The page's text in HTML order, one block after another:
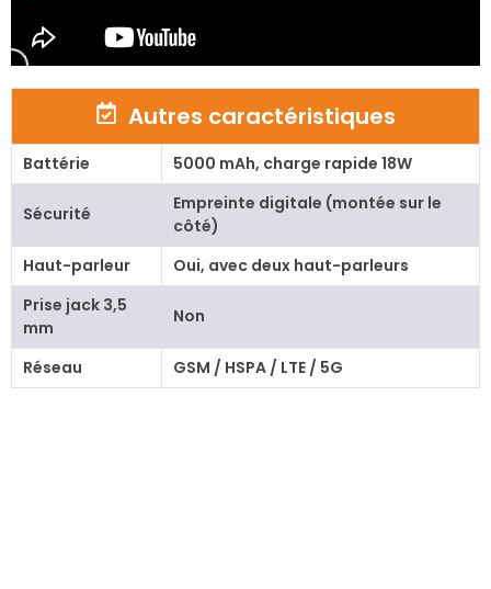
Autres caractéristiques
Battérie 5000 mAh, charge rapide 18W
Sécurité
Empreinte digitale (montée sur le
côté)
Haut-parleur
Oui, avec deux haut-parleurs
Prise jack 3,5
mm
Non
Réseau GSM / HSPA / LTE / 5G